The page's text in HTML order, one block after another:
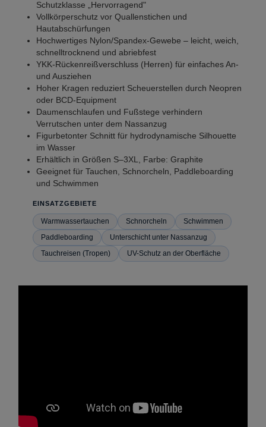
Schutzklasse „Hervorragend"
Vollkörperschutz vor Quallenstichen und
Hautabschürfungen
Hochwertiges Nylon/Spandex-Gewebe – leicht, weich,
schnelltrocknend und abriebfest
YKK-Rückenreißverschluss (Herren) für einfaches An-
und Ausziehen
Hoher Kragen reduziert Scheuerstellen durch Neopren
oder BCD-Equipment
Daumenschlaufen und Fußstege verhindern
Verrutschen unter dem Nassanzug
Figurbetonter Schnitt für hydrodynamische Silhouette
im Wasser
Erhältlich in Größen S–3XL, Farbe: Graphite
Geeignet für Tauchen, Schnorcheln, Paddleboarding
und Schwimmen
EINSATZGEBIETE
Warmwassertauchen Schnorcheln
Schwimmen
Paddleboarding
Unterschicht unter Nassanzug
Tauchreisen (Tropen)
UV-Schutz an der Oberfläche